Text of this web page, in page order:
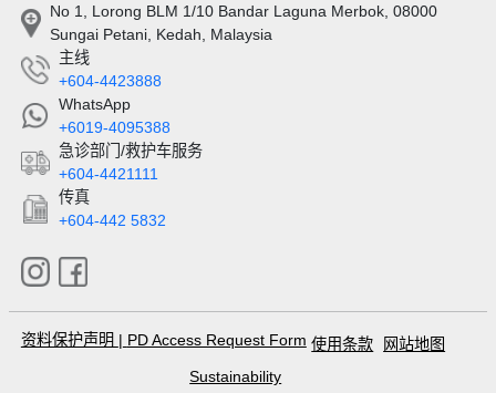
No 1, Lorong BLM 1/10 Bandar Laguna Merbok, 08000
Sungai Petani, Kedah, Malaysia
主线
+604-4423888
WhatsApp
+6019-4095388
急诊部门/救护车服务
+604-4421111
传真
+604-442 5832
资料保护声明 | PD Access Request Form 使用条款
网站地图
Sustainability